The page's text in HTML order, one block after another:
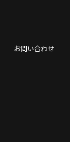
お問い合わせ